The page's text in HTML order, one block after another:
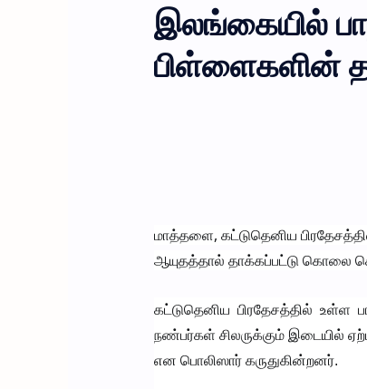
இலங்கையில்
பிள்ளைகளின்
மாத்தளை, கட்டுதெனிய
ஆயுதத்தால் தாக்கப்பட்டு கொலை
கட்டுதெனிய பிரதேசத்தில் உள்ள
நண்பர்கள் சிலருக்கும் இடையில்
என பொலிஸார் கருதுகின்றனர்.